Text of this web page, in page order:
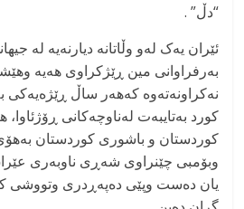
“دڵ” .
ئێران یەک لەو وڵاتانە دیارنەیە لە
بەرفراوانی مین ڕێژکراوی هەیە
نەکراونەتەوە کەهەر ساڵ ڕێژەیەکی
کورد بەتایبەت لەناوچەکانی
کوردستان و باشوری کوردستان
وبۆمبی چێنراوی شەڕی ناوبەری
یان دەست وپێی دەپەڕدری وتووشی